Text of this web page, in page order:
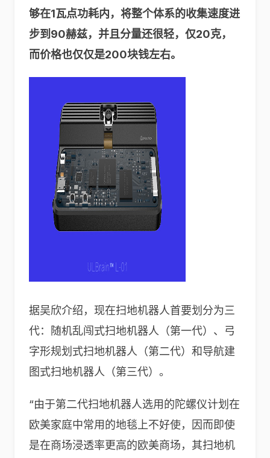
够在1瓦点功耗内，将整个体系的收集速度进
步到90赫兹，并且分量还很轻，仅20克，
而价格也仅仅是200块钱左右。
据吴欣介绍，现在扫地机器人首要划分为三
代：随机乱闯式扫地机器人（第一代）、弓
字形规划式扫地机器人（第二代）和导航建
图式扫地机器人（第三代）。
“由于第二代扫地机器人选用的陀螺仪计划在
欧美家庭中常用的地毯上不好使，因而即使
是在商场浸透率更高的欧美商场，其扫地机